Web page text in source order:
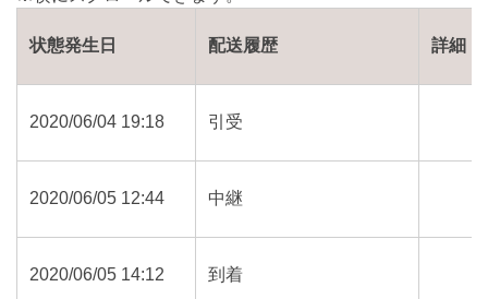
状態発生日 配送履歴 詳細
2020/06/04 19:18 引受
2020/06/05 12:44 中継
2020/06/05 14:12 到着